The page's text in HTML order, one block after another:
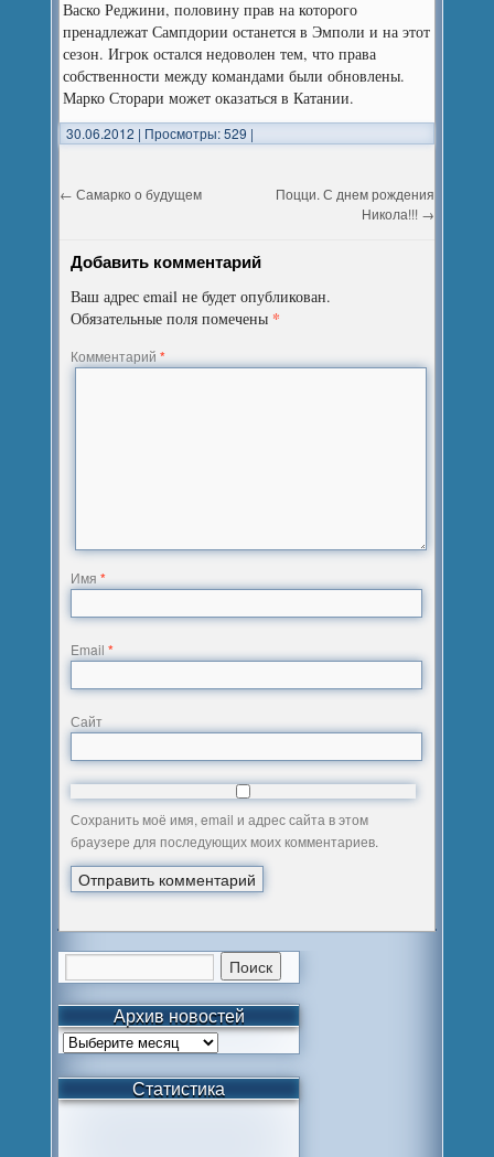
Васко Реджини, половину прав на которого
пренадлежат Сампдории останется в Эмполи и на этот
сезон. Игрок остался недоволен тем, что права
собственности между командами были обновлены.
Марко Сторари может оказаться в Катании.
30.06.2012 | Просмотры: 529 |
← Самарко о будущем
Поцци. С днем рождения
Никола!!! →
Добавить комментарий
Ваш адрес email не будет опубликован.
Обязательные поля помечены *
Комментарий*
Имя*
Email*
Сайт
Сохранить моё имя, email и адрес сайта в этом
браузере для последующих моих комментариев.
Архив новостей
Статистика